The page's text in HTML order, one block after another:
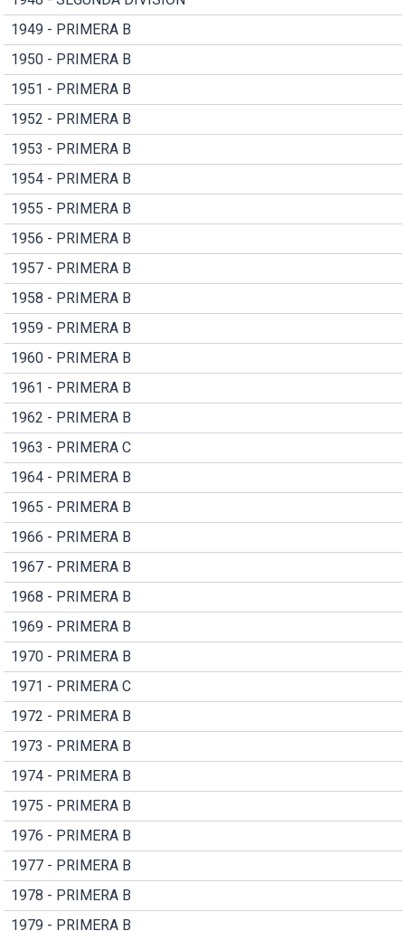
1949 - PRIMERA B
1950 - PRIMERA B
1951 - PRIMERA B
1952 - PRIMERA B
1953 - PRIMERA B
1954 - PRIMERA B
1955 - PRIMERA B
1956 - PRIMERA B
1957 - PRIMERA B
1958 - PRIMERA B
1959 - PRIMERA B
1960 - PRIMERA B
1961 - PRIMERA B
1962 - PRIMERA B
1963 - PRIMERA C
1964 - PRIMERA B
1965 - PRIMERA B
1966 - PRIMERA B
1967 - PRIMERA B
1968 - PRIMERA B
1969 - PRIMERA B
1970 - PRIMERA B
1971 - PRIMERA C
1972 - PRIMERA B
1973 - PRIMERA B
1974 - PRIMERA B
1975 - PRIMERA B
1976 - PRIMERA B
1977 - PRIMERA B
1978 - PRIMERA B
1979 - PRIMERA B